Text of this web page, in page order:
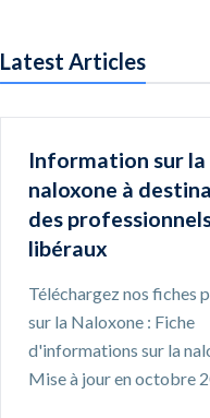
Latest Articles
Information sur la
naloxone à
des
libéraux
Téléchargez nos fiches
sur la Naloxone : Fiche
d'informations sur la
Mise à jour en octobre